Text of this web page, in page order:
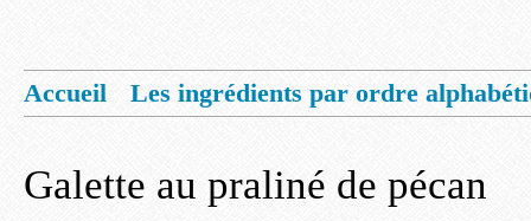
Accueil
Les ingrédients par ordre
Galette au praliné de pécan